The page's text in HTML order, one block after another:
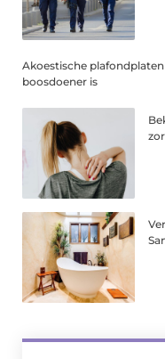
Akoestische
boosdoener is